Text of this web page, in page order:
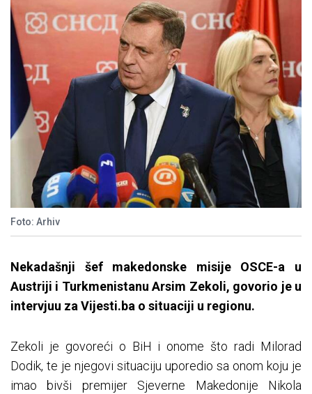
Foto: Arhiv
Nekadašnji šef makedonske misije OSCE-a u
Austriji i Turkmenistanu Arsim Zekoli, govorio je u
intervjuu za Vijesti.ba o situaciji u regionu.
Zekoli je govoreći o BiH i onome što radi Milorad
Dodik, te je njegovi situaciju uporedio sa onom koju je
imao bivši premijer Sjeverne Makedonije Nikola